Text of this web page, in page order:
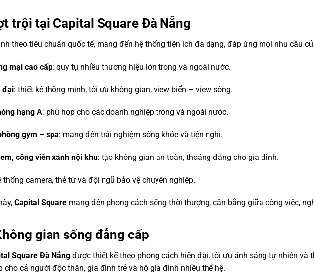
trội tại Capital Square Đà Nẵng
theo tiêu chuẩn quốc tế, mang đến hệ thống tiện ích đa dạng, đáp ứng mọi nhu cầu
mại cao cấp: quy tụ nhiều thương hiệu lớn trong và ngoài nước.
đại: thiết kế thông minh, tối ưu không gian, view biển – view sông.
hạng A: phù hợp cho các doanh nghiệp trong và ngoài nước.
gym – spa: mang đến trải nghiệm sống khỏe và tiện nghi.
công viên xanh nội khu: tạo không gian an toàn, thoáng đãng cho gia đình.
thống camera, thẻ từ và đội ngũ bảo vệ chuyên nghiệp.
Capital Square mang đến phong cách sống thời thượng, cân bằng giữa công việc,
gian sống đẳng cấp
Square Đà Nẵng được thiết kế theo phong cách hiện đại, tối ưu ánh sáng tự nhiên và
cho cả người độc thân, gia đình trẻ và hộ gia đình nhiều thế hệ.